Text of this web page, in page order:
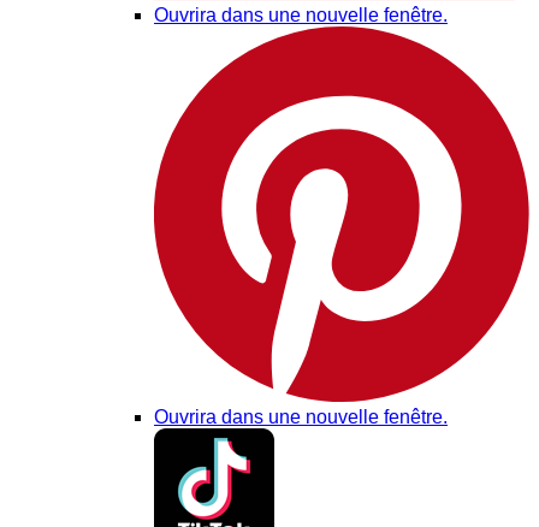
Ouvrira dans une nouvelle fenêtre.
Ouvrira dans une nouvelle fenêtre.